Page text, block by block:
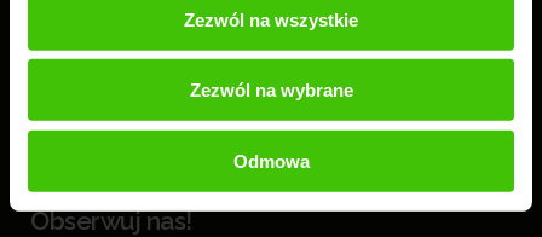
Zezwól na wszystkie
Zezwól na wybrane
Odmowa
WYŚLIJ ZAPYTANIE
Jesteśmy#zawszewidoczni.
Obserwuj nas!